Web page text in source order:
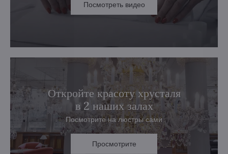
Посмотреть видео
Откройте красоту хрусталя
в 2 наших залах
Посмотрите на люстры сами
Просмотрите